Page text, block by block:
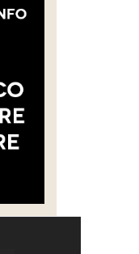
Award per il progetto Food
Soul